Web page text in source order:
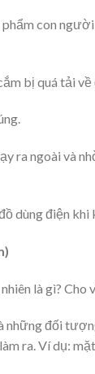
con
bị quá tải về
ra ngoài và
dùng điện khi
là gì? Cho
đối
ra. Ví dụ: